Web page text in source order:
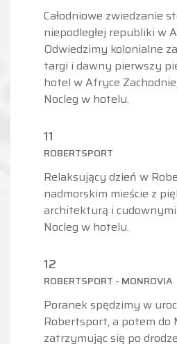
Całodniowe zwiedzanie
niepodległej republiki w
Odwiedzimy kolonialne
targi i dawny pierwszy
hotel w Afryce
Nocleg w hotelu.
11
ROBERTSPORT
Relaksujący dzień w
nadmorskim mieście z
architekturą i
Nocleg w hotelu.
12
ROBERTSPORT - MONROVIA
Poranek spędzimy w
Robertsport, a potem do
zatrzymując się po